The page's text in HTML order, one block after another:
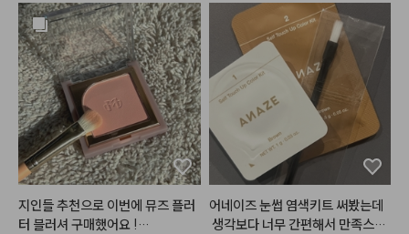
진짜 개 쩔고요.
잘못 사서 못쓰고있는 채도 높은 립
도 이거 사용해서 색을 낮춰(?)주
는게 너무 꿀템이에영.
튜브형이고 바르는 부분이 말랑말
랑 거려서 잘 발려요. 근데 조절을
잘해서 눌러야해요 아니면 훅! 나
오는 경우가 가끔있어요.
여름이여서 연한 핑크 바르고 위에
사용하는데 완젼 힙하면서 무드있
는 girl됨~
이거 플럼핑)?) 효과도 있어서 입
정되어 있고, 플라스틱 고정캡도 있
어서 배송부터 꼼꼼히 신경써주신
것 같아요 :)
✅외관
투명한 통에 깔끔한 디자인이라서
욕실에 두기 너무 좋은 것 같아요!
양도 바로바로 볼 수 있어서 너무
좋네요.
✅향
진짜 유자청에서 나는 그 향이 나
지인들 추천으로 이번에 뮤즈 플러
터 블러셔 구매했어요 !
어네이즈 눈썹 염색키트 써봤는데
생각보다 너무 간편해서 만족스러